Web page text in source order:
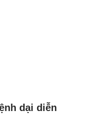
dại diễn